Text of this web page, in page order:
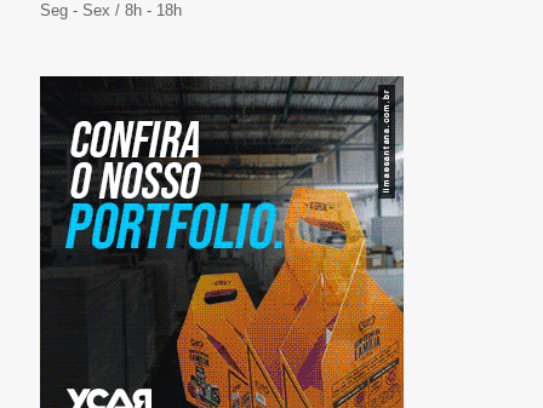
Seg - Sex / 8h - 18h